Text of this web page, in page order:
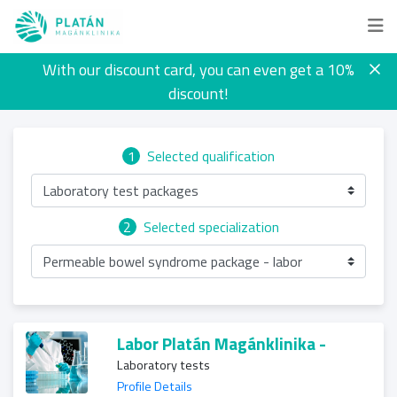
With our discount card, you can even get a 10%
discount!
1 Selected qualification
Laboratory test packages
2
Selected specialization
Permeable bowel syndrome package - labor
Labor Platán Magánklinika -
Laboratory tests
Profile Details